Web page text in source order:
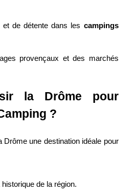
et de détente dans les campings
provençaux et des marchés
la Drôme pour
?
Drôme une destination idéale pour
de la région.